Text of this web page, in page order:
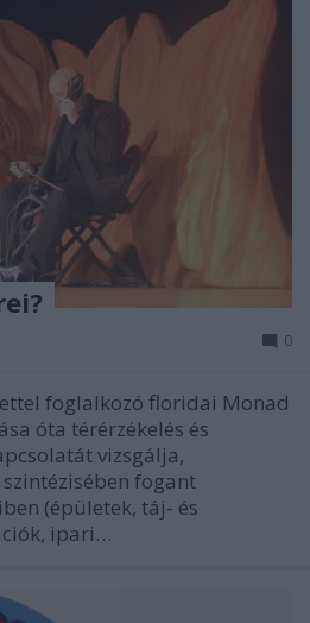
0
foglalkozó floridai Monad
óta térérzékelés és
vizsgálja,
fogant
(épületek, táj- és
ipari…